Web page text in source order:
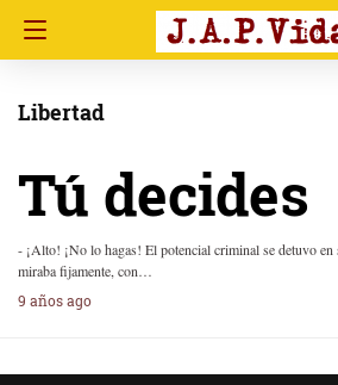
Libertad
Tú decides
- ¡Alto! ¡No lo hagas! El potencial criminal se detuvo en
miraba fijamente, con…
9 años ago